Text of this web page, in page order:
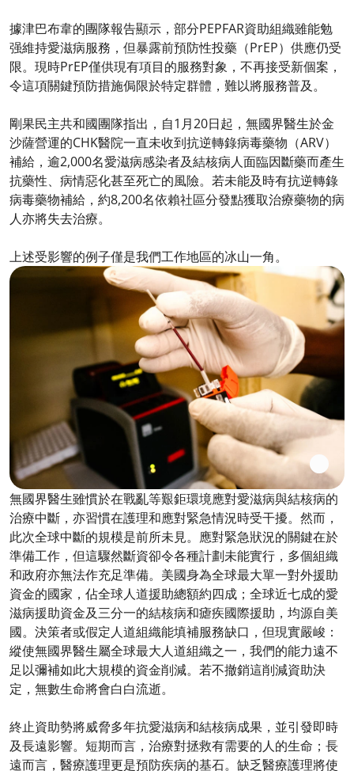
據津巴布韋的團隊報告顯示，部分PEPFAR資助組織雖能勉
强維持愛滋病服務，但暴露前預防性投藥（PrEP）供應仍受
限。現時PrEP僅供現有項目的服務對象，不再接受新個案，
令這項關鍵預防措施侷限於特定群體，難以將服務普及。
剛果民主共和國團隊指出，自1月20日起，無國界醫生於金
沙薩營運的CHK醫院一直未收到抗逆轉錄病毒藥物（ARV）
補給，逾2,000名愛滋病感染者及結核病人面臨因斷藥而產生
抗藥性、病情惡化甚至死亡的風險。若未能及時有抗逆轉錄
病毒藥物補給，約8,200名依賴社區分發點獲取治療藥物的病
人亦將失去治療。
上述受影響的例子僅是我們工作地區的冰山一角。
無國界醫生雖慣於在戰亂等艱鉅環境應對愛滋病與結核病的
治療中斷，亦習慣在護理和應對緊急情況時受干擾。然而，
此次全球中斷的規模是前所未見。應對緊急狀況的關鍵在於
準備工作，但這驟然斷資卻令各種計劃未能實行，多個組織
和政府亦無法作充足準備。美國身為全球最大單一對外援助
資金的國家，佔全球人道援助總額約四成；全球近七成的愛
滋病援助資金及三分一的結核病和瘧疾國際援助，均源自美
國。決策者或假定人道組織能填補服務缺口，但現實嚴峻：
縱使無國界醫生屬全球最大人道組織之一，我們的能力遠不
足以彌補如此大規模的資金削減。若不撤銷這削減資助決
定，無數生命將會白白流逝。
終止資助勢將威脅多年抗愛滋病和結核病成果，並引發即時
及長遠影響。短期而言，治療對拯救有需要的人的生命；長
遠而言，醫療護理更是預防疾病的基石。缺乏醫療護理將使